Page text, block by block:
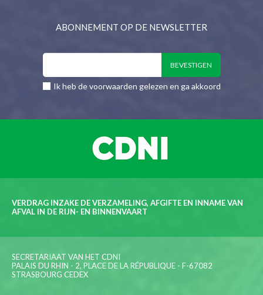
ABONNEMENT OP DE NEWSLETTER
Ik heb de voorwaarden gelezen en ga akkoord
VERDRAG INZAKE DE VERZAMELING, AFGIFTE EN INNAME VAN
AFVAL IN DE RIJN- EN BINNENVAART
SECRETARIAAT VAN HET CDNI
PALAIS DU RHIN - 2, PLACE DE LA RÉPUBLIQUE - F-67082
STRASBOURG CEDEX